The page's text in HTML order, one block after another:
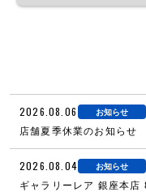
2026.08.06 お知らせ
店舗夏季休業のお知らせ
2026.08.04 お知らせ
ギャラリーレア 銀座本